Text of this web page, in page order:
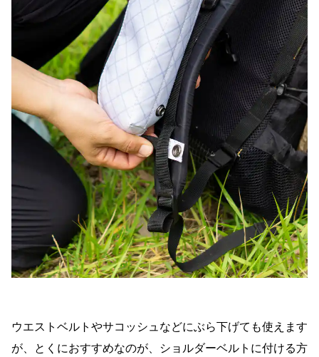
ウエストベルトやサコッシュなどにぶら下げても使えます
が、とくにおすすめなのが、ショルダーベルトに付ける方